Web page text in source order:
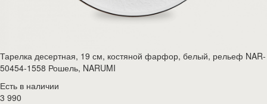
Тарелка десертная, 19 см, костяной фарфор, белый, рельеф NAR-
50454-1558 Рошель, NARUMI
Есть в наличии
3 990